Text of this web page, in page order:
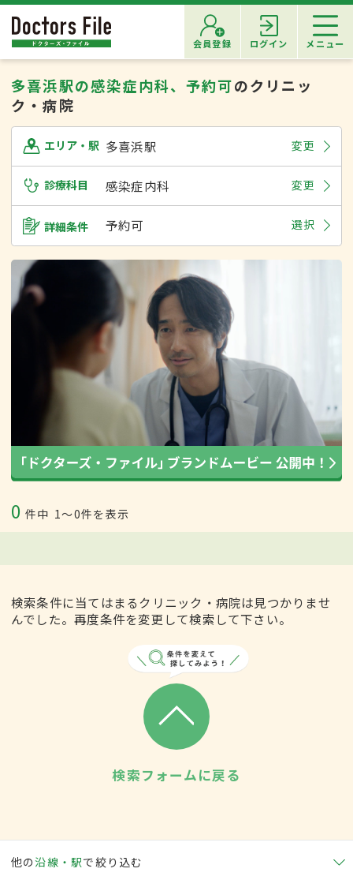
会員登録 ログイン メニュー
多喜浜駅の感染症内科、予約可のクリニッ
ク・病院
エリア・駅 多喜浜駅 変更
診療科目 感染症内科 変更
詳細条件 予約可 選択
0 件中 1〜0件を表示
検索条件に当てはまるクリニック・病院は見つかりませ
んでした。再度条件を変更して検索して下さい。
検索フォームに戻る
他の沿線・駅で絞り込む